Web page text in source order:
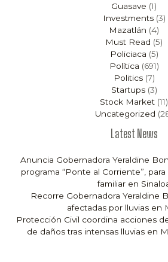
Guasave (1)
Investments(3)
Mazatlán (4)
Must Read (5)
Policiaca (5)
Política (691)
Politics(7)
Startups(3)
Stock Market (11)
Uncategorized
Latest News
Anuncia Gobernadora Yeraldine
programa “Ponte al Corriente”,
familiar en
Recorre Gobernadora Yeraldine
afectadas por lluvias en
Protección Civil coordina acciones
de daños tras intensas lluvias en